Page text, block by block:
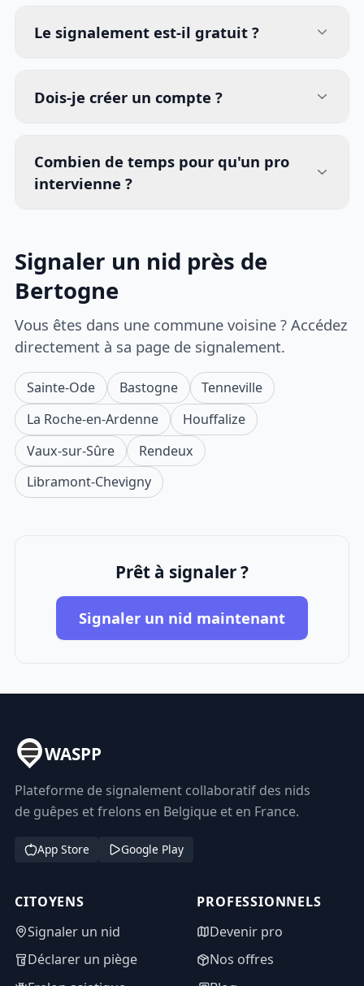
Le signalement est-il gratuit ?
Dois-je créer un compte ?
Combien de temps pour qu'un pro
intervienne ?
Signaler un nid près de
Bertogne
Vous êtes dans une commune voisine ? Accédez
directement à sa page de signalement.
Sainte-Ode Bastogne
Tenneville
La Roche-en-Ardenne
Houffalize
Vaux-sur-Sûre
Rendeux
Libramont-Chevigny
Prêt à signaler ?
Signaler un nid maintenant
WASPP
Plateforme de signalement collaboratif des nids
de guêpes et frelons en Belgique et en France.
App Store Google Play
CITOYENS
Signaler un nid
Déclarer un piège
PROFESSIONNELS
Devenir pro
Nos offres